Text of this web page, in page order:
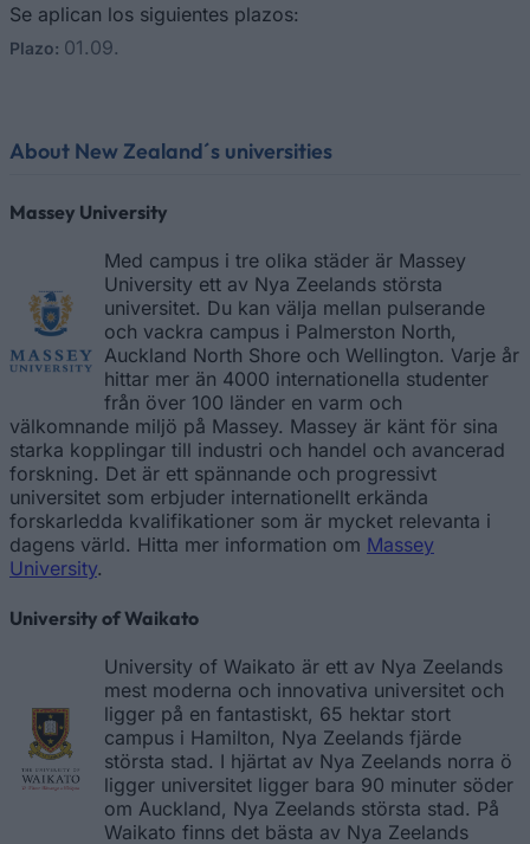
Se aplican los siguientes plazos:
Plazo: 01.09.
About New Zealand´s universities
Massey University
Med campus i tre olika städer är Massey
University ett av Nya Zeelands största
universitet. Du kan välja mellan pulserande
och vackra campus i Palmerston North,
Auckland North Shore och Wellington. Varje år
hittar mer än 4000 internationella studenter
från över 100 länder en varm och
välkomnande miljö på Massey. Massey är känt för sina
starka kopplingar till industri och handel och avancerad
forskning. Det är ett spännande och progressivt
universitet som erbjuder internationellt erkända
forskarledda kvalifikationer som är mycket relevanta i
dagens värld. Hitta mer information om Massey
University.
University of Waikato
University of Waikato är ett av Nya Zeelands
mest moderna och innovativa universitet och
ligger på en fantastiskt, 65 hektar stort
campus i Hamilton, Nya Zeelands fjärde
största stad. I hjärtat av Nya Zeelands norra ö
ligger universitet ligger bara 90 minuter söder
om Auckland, Nya Zeelands största stad. På
Waikato finns det bästa av Nya Zeelands